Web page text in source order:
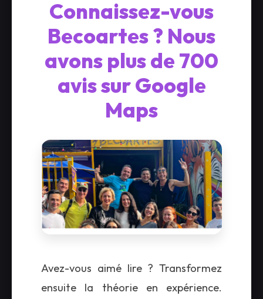
Connaissez-vous
Becoartes ? Nous
avons plus de 700
avis sur Google
Maps
Avez-vous aimé lire ? Transformez
ensuite la théorie en expérience.